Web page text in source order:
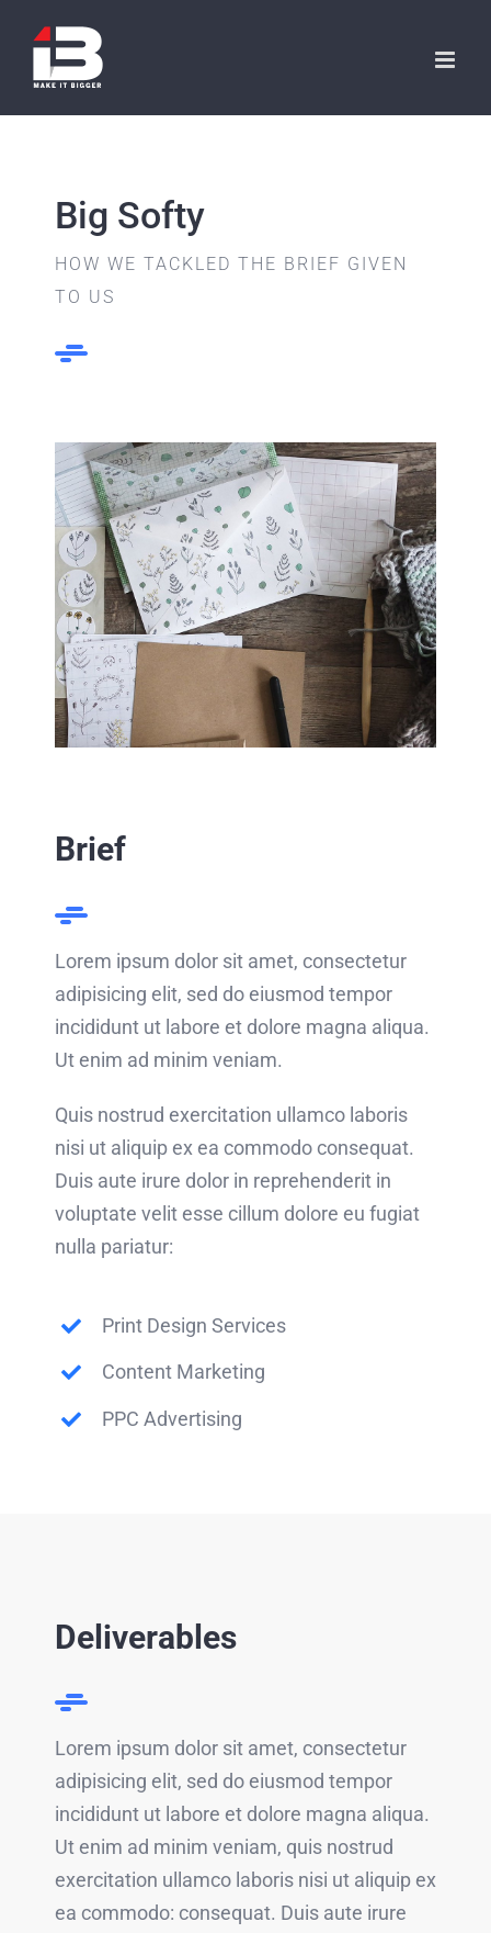
content
Big Softy
HOW WE TACKLED THE BRIEF GIVEN
TO US
Brief
Lorem ipsum dolor sit amet, consectetur
adipisicing elit, sed do eiusmod tempor
incididunt ut labore et dolore magna aliqua.
Ut enim ad minim veniam.
Quis nostrud exercitation ullamco laboris
nisi ut aliquip ex ea commodo consequat.
Duis aute irure dolor in reprehenderit in
voluptate velit esse cillum dolore eu fugiat
nulla pariatur:
Print Design Services
Content Marketing
PPC Advertising
Deliverables
Lorem ipsum dolor sit amet, consectetur
adipisicing elit, sed do eiusmod tempor
incididunt ut labore et dolore magna aliqua.
Ut enim ad minim veniam, quis nostrud
exercitation ullamco laboris nisi ut aliquip ex
ea commodo: consequat. Duis aute irure